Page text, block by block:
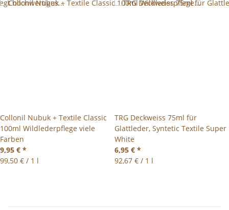
Collonil Nubuk + Textile Classic
100ml Wildlederpflege viele
Farben
9,95 € *
99,50 € / 1 l
TRG Deckweiss 75ml für
Glattleder, Syntetic Textile Super
White
6,95 € *
92,67 € / 1 l